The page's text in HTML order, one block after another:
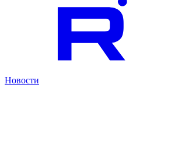
Новости